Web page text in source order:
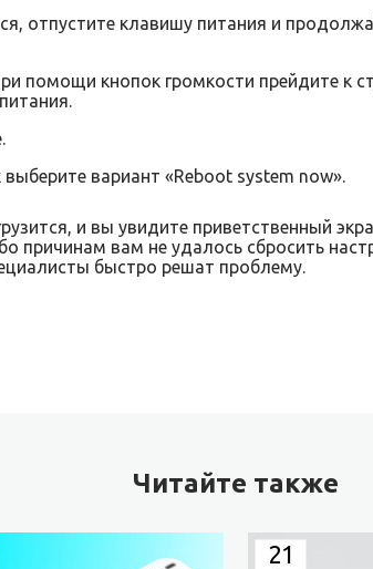
отпустите клавишу питания и
помощи кнопок громкости прейдите к
вариант «Reboot system now».
и вы увидите приветственный
причинам вам не удалось сбросить
быстро решат проблему.
Читайте также
21